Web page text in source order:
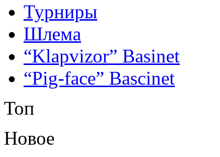
Турниры
Шлема
“Klapvizor” Basinet
“Pig-face” Bascinet
Топ
Новое